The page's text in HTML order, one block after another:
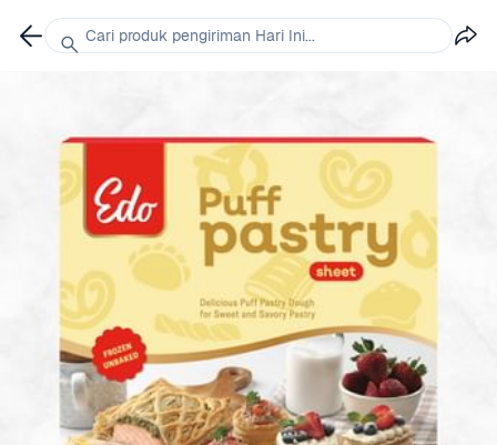
Cari produk pengiriman Hari Ini...